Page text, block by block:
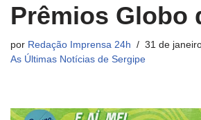
Prêmios Globo
por Redação Imprensa 24h
31 de
As Últimas Notícias de Sergipe